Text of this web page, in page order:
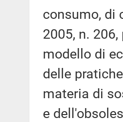
consumo, di
2005, n.
modello di
delle
materia di
e